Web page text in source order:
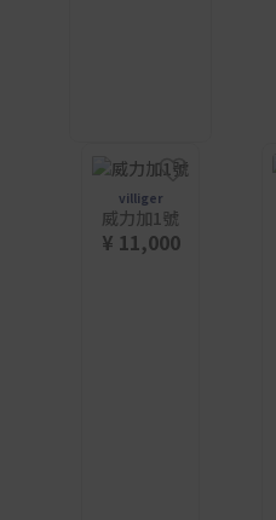
villiger
威力加1號
¥ 11,000